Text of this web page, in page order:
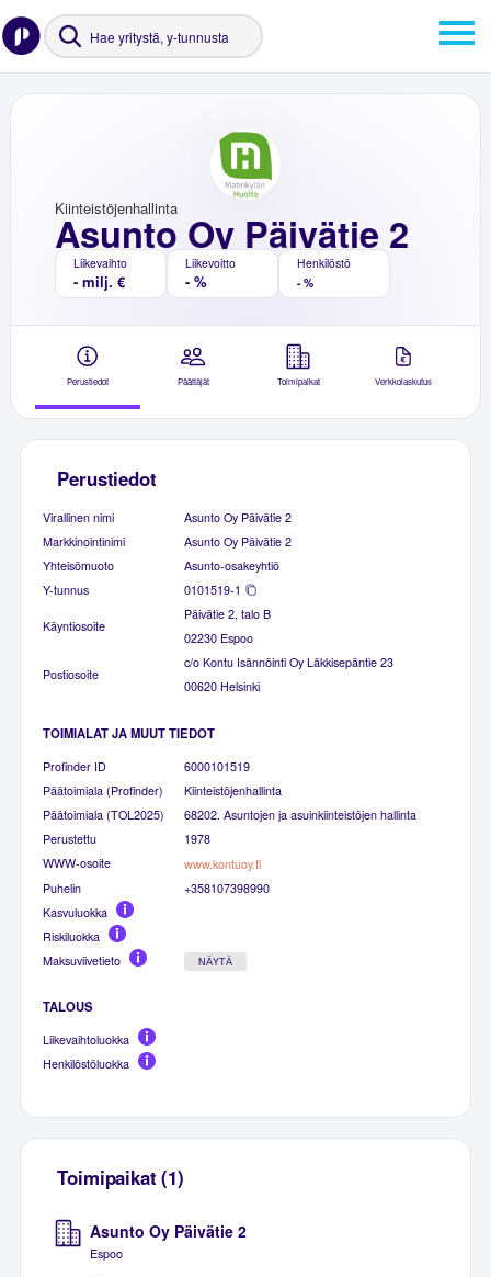
Asunto Oy Päivätie 2
Kiinteistöjenhallinta
Liikevaihto
- milj. €
Liikevoitto
- %
Henkilöstö
- %
Perustiedot Päättäjät Toimipaikat Verkkolaskutus
Perustiedot
Virallinen nimi
Asunto Oy Päivätie 2
Markkinointinimi
Asunto Oy Päivätie 2
Yhteisömuoto
Asunto-osakeyhtiö
Y-tunnus
0101519-1
Käyntiosoite
Päivätie 2, talo B
02230 Espoo
Postiosoite
c/o Kontu Isännöinti Oy Läkkisepäntie 23
00620 Helsinki
TOIMIALAT JA MUUT TIEDOT
Profinder ID
6000101519
Päätoimiala (Profinder)
Kiinteistöjenhallinta
Päätoimiala (TOL2025)
68202. Asuntojen ja asuinkiinteistöjen hallinta
Perustettu
1978
WWW-osoite
www.kontuoy.fi
Puhelin
+358107398990
Kasvuluokka
Riskiluokka
Maksuviivetieto
NÄYTÄ
TALOUS
Liikevaihtoluokka
Henkilöstöluokka
Toimipaikat (1)
Asunto Oy Päivätie 2
Espoo